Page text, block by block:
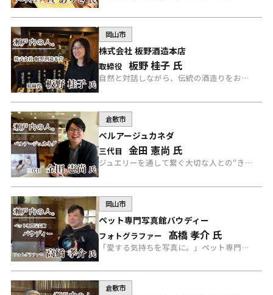
岡山市
株式会社 板野酒造本店
取締役 板野 桂子 氏
自然と対話しながら、伝統の酒造りをおこなう、板野酒造本店の取締役 板野氏にインタビュー。
倉敷市
ベルアージュカネダ
三代目 金田 憲尚 氏
ジュエリーを通して繋ぐ大切な人との“きずな”を提案する、ベルアージュカネダの三代目 金田氏にインタビュー。
岡山市
ペット専門写真館バウディー
フォトグラファー 髙橋 孝介 氏
「愛する気持ちを写真に。」ペット専門店写真館バウディーのフォトグラファー高橋氏にインタビュー。
倉敷市